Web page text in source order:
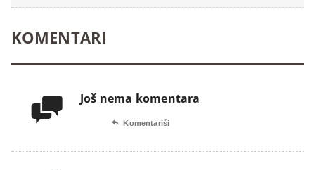
KOMENTARI
 Još nema komentara
 Komentariši